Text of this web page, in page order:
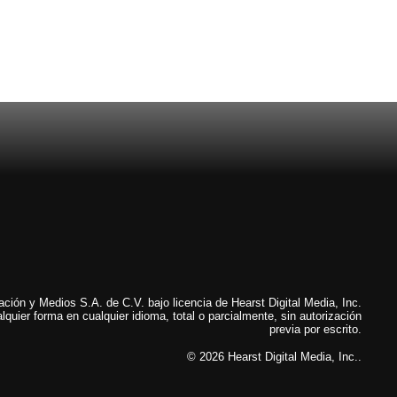
y Medios S.A. de C.V. bajo licencia de Hearst Digital Media, Inc.
forma en cualquier idioma, total o parcialmente, sin autorización
previa por escrito.
© 2026 Hearst Digital Media, Inc..